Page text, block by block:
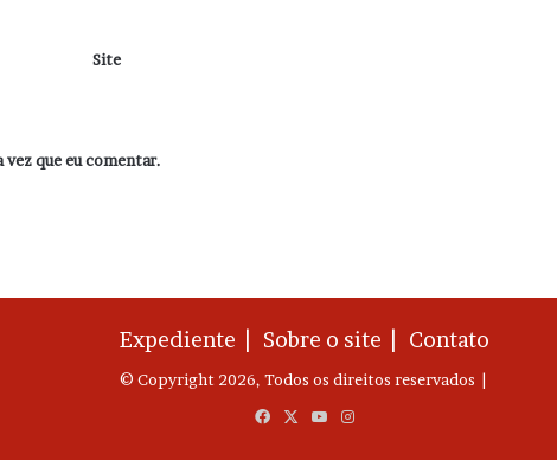
Site
que eu comentar.
Expediente | Sobre o site | Contato
© Copyright 2026, Todos os direitos reservados |
FacebookYouTubeInstagram